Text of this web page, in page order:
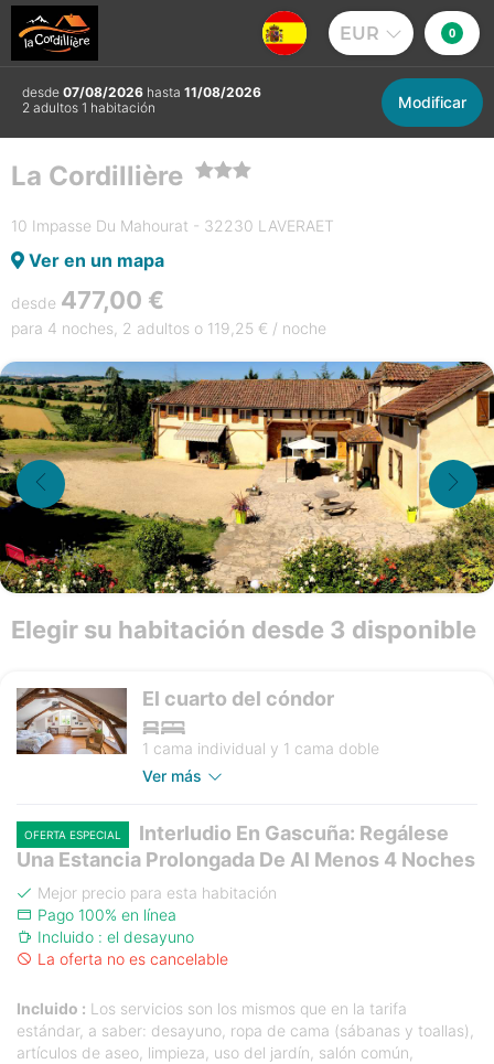
EUR 0
desde 07/08/2026 hasta 11/08/2026
2 adultos 1 habitación
Modificar
La Cordillière
10 Impasse Du Mahourat - 32230 LAVERAET
Ver en un mapa
desde 477,00 €
para 4 noches, 2 adultos o 119,25 € / noche
Elegir su habitación desde 3 disponible
El cuarto del cóndor
1 cama individual y 1 cama doble
Ver más
OFERTA ESPECIAL
Interludio En Gascuña: Regálese
Una Estancia Prolongada De Al Menos 4 Noches
Mejor precio para esta habitación
Pago 100% en línea
Incluido : el desayuno
La oferta no es cancelable
Incluido : Los servicios son los mismos que en la tarifa
estándar, a saber: desayuno, ropa de cama (sábanas y toallas),
artículos de aseo, limpieza, uso del jardín, salón común,